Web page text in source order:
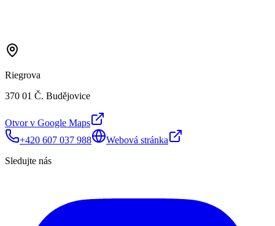
Riegrova
370 01 Č. Budějovice
Otvor v Google Maps
+420 607 037 988
Webová stránka
Sledujte nás